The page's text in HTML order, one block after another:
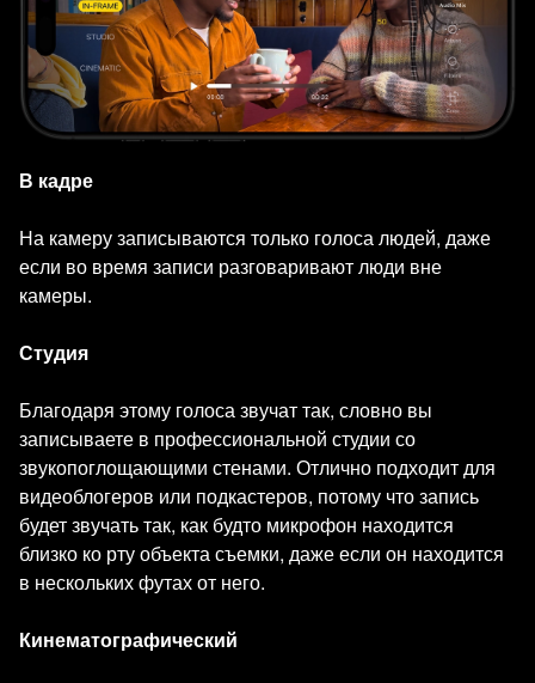
В кадре
На камеру записываются только голоса людей, даже
если во время записи разговаривают люди вне
камеры.
Студия
Благодаря этому голоса звучат так, словно вы
записываете в профессиональной студии со
звукопоглощающими стенами. Отлично подходит для
видеоблогеров или подкастеров, потому что запись
будет звучать так, как будто микрофон находится
близко ко рту объекта съемки, даже если он находится
в нескольких футах от него.
Кинематографический